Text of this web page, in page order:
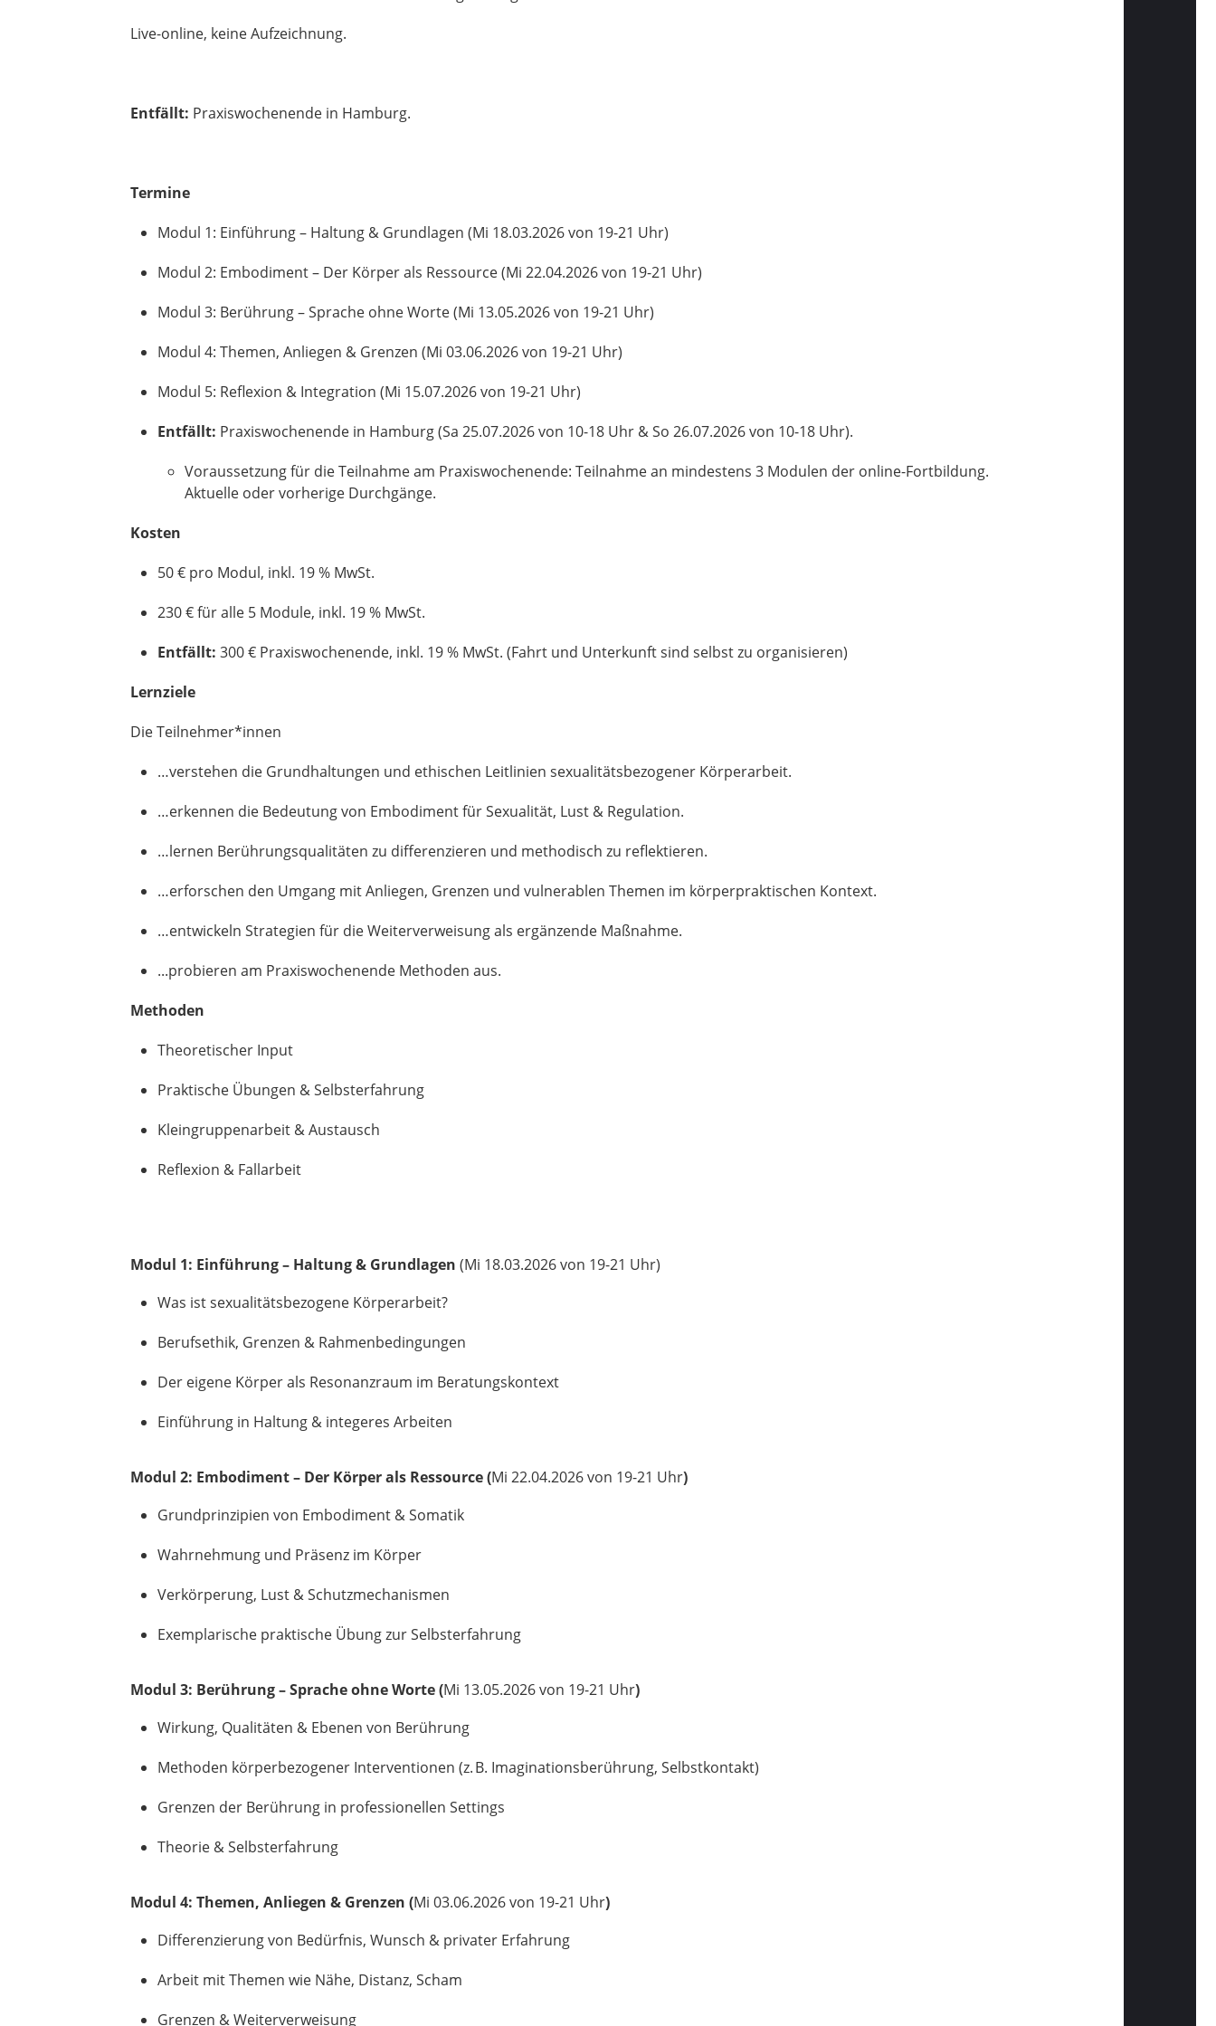
Live-online, keine Aufzeichnung.
Entfällt: Praxiswochenende in Hamburg.
Termine
Modul 1: Einführung – Haltung & Grundlagen (Mi 18.03.2026 von 19-21 Uhr)
Modul 2: Embodiment – Der Körper als Ressource (Mi 22.04.2026 von 19-21 Uhr)
Modul 3: Berührung – Sprache ohne Worte (Mi 13.05.2026 von 19-21 Uhr)
Modul 4: Themen, Anliegen & Grenzen (Mi 03.06.2026 von 19-21 Uhr)
Modul 5: Reflexion & Integration (Mi 15.07.2026 von 19-21 Uhr)
Entfällt: Praxiswochenende in Hamburg (Sa 25.07.2026 von 10-18 Uhr & So 26.07.2026 von 10-18 Uhr).
Voraussetzung für die Teilnahme am Praxiswochenende: Teilnahme an mindestens 3 Modulen der online-Fortbildung.
Aktuelle oder vorherige Durchgänge.
Kosten
50 € pro Modul, inkl. 19 % MwSt.
230 € für alle 5 Module, inkl. 19 % MwSt.
Entfällt: 300 € Praxiswochenende, inkl. 19 % MwSt. (Fahrt und Unterkunft sind selbst zu organisieren)
Lernziele
Die Teilnehmer*innen
…verstehen die Grundhaltungen und ethischen Leitlinien sexualitätsbezogener Körperarbeit.
…erkennen die Bedeutung von Embodiment für Sexualität, Lust & Regulation.
…lernen Berührungsqualitäten zu differenzieren und methodisch zu reflektieren.
…erforschen den Umgang mit Anliegen, Grenzen und vulnerablen Themen im körperpraktischen Kontext.
…entwickeln Strategien für die Weiterverweisung als ergänzende Maßnahme.
...probieren am Praxiswochenende Methoden aus.
Methoden
Theoretischer Input
Praktische Übungen & Selbsterfahrung
Kleingruppenarbeit & Austausch
Reflexion & Fallarbeit
Modul 1: Einführung – Haltung & Grundlagen (Mi 18.03.2026 von 19-21 Uhr)
Was ist sexualitätsbezogene Körperarbeit?
Berufsethik, Grenzen & Rahmenbedingungen
Der eigene Körper als Resonanzraum im Beratungskontext
Einführung in Haltung & integeres Arbeiten
Modul 2: Embodiment – Der Körper als Ressource (Mi 22.04.2026 von 19-21 Uhr)
Grundprinzipien von Embodiment & Somatik
Wahrnehmung und Präsenz im Körper
Verkörperung, Lust & Schutzmechanismen
Exemplarische praktische Übung zur Selbsterfahrung
Modul 3: Berührung – Sprache ohne Worte (Mi 13.05.2026 von 19-21 Uhr)
Wirkung, Qualitäten & Ebenen von Berührung
Methoden körperbezogener Interventionen (z. B. Imaginationsberührung, Selbstkontakt)
Grenzen der Berührung in professionellen Settings
Theorie & Selbsterfahrung
Modul 4: Themen, Anliegen & Grenzen (Mi 03.06.2026 von 19-21 Uhr)
Differenzierung von Bedürfnis, Wunsch & privater Erfahrung
Arbeit mit Themen wie Nähe, Distanz, Scham
Grenzen & Weiterverweisung